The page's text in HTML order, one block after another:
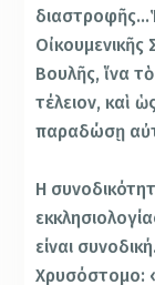
διαστροφῆς…Ἡ
Οἰκουμενικῆς
Βουλῆς, ἵνα
τέλειον, καὶ
παραδώσῃ
Η
είναι
Χρυσόστομο: